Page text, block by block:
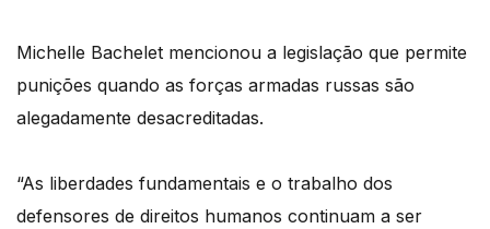
Michelle Bachelet mencionou a legislação que permite
punições quando as forças armadas russas são
alegadamente desacreditadas.
“As liberdades fundamentais e o trabalho dos
defensores de direitos humanos continuam a ser